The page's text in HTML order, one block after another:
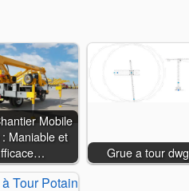
Mobile
Maniable et
Grue a tour dwg